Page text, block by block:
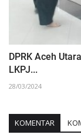
DPRK Aceh
LKPJ...
28/03/2024
KOMENTAR